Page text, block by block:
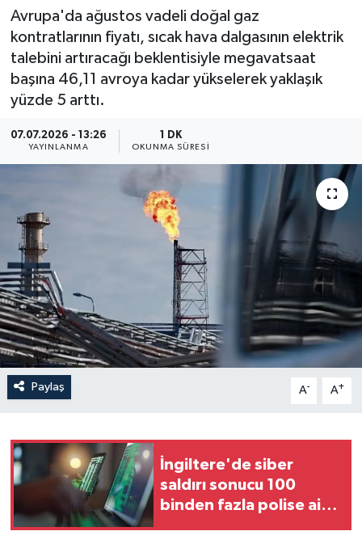
Avrupa'da ağustos vadeli doğal gaz
kontratlarının fiyatı, sıcak hava dalgasının elektrik
talebini artıracağı beklentisiyle megavatsaat
başına 46,11 avroya kadar yükselerek yaklaşık
yüzde 5 arttı.
07.07.2026 - 13:26
YAYINLANMA
1 DK
OKUNMA SÜRESI
Paylaş A- A+
İngiltere'de siber
saldırı sonucu 100
binden fazla polise ait